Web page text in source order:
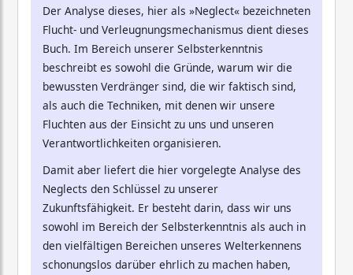
Der Analyse dieses, hier als »Neglect« bezeichneten
Flucht- und Verleugnungsmechanismus dient dieses
Buch. Im Bereich unserer Selbsterkenntnis
beschreibt es sowohl die Gründe, warum wir die
bewussten Verdränger sind, die wir faktisch sind,
als auch die Techniken, mit denen wir unsere
Fluchten aus der Einsicht zu uns und unseren
Verantwortlichkeiten organisieren.
Damit aber liefert die hier vorgelegte Analyse des
Neglects den Schlüssel zu unserer
Zukunftsfähigkeit. Er besteht darin, dass wir uns
sowohl im Bereich der Selbsterkenntnis als auch in
den vielfältigen Bereichen unseres Welterkennens
schonungslos darüber ehrlich zu machen haben,